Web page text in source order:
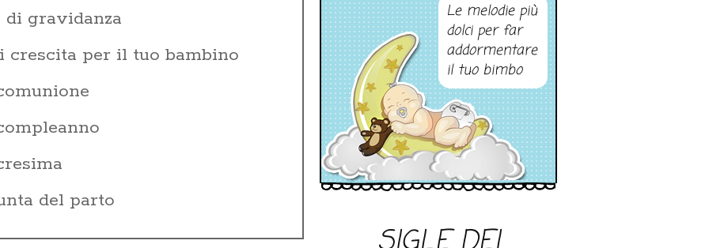
di gravidanza
per il tuo bambino
del parto
Le melodie più
dolci per far
addormentare
il tuo bimbo